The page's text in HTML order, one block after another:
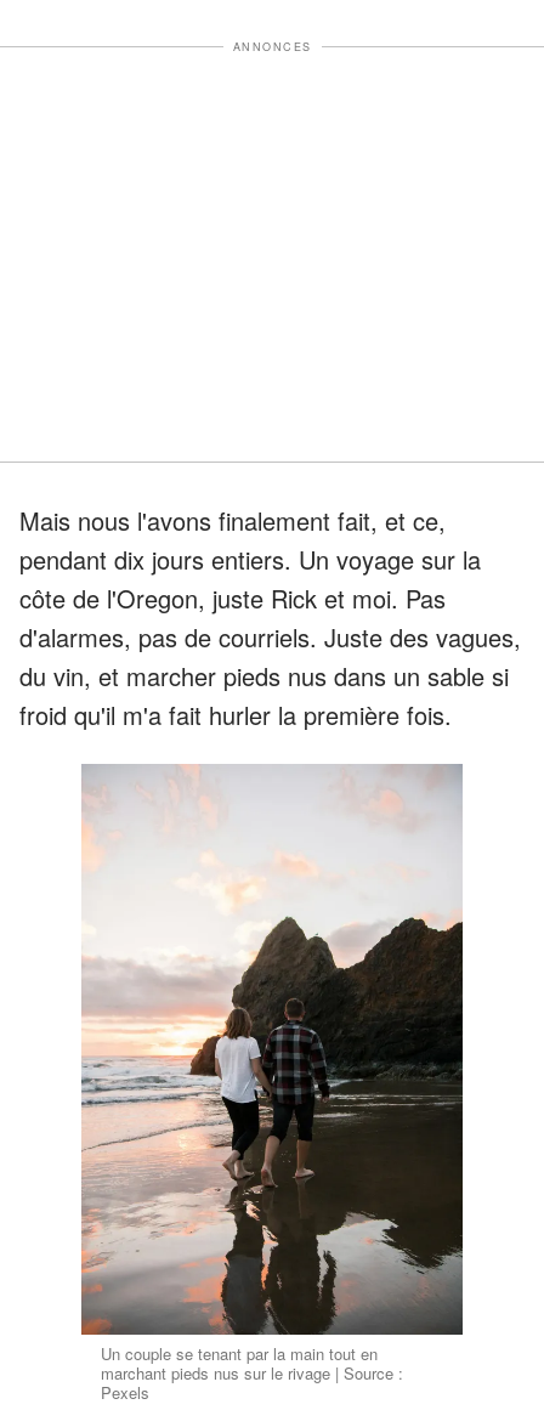
ANNONCES
Mais nous l'avons finalement fait, et ce,
pendant dix jours entiers. Un voyage sur la
côte de l'Oregon, juste Rick et moi. Pas
d'alarmes, pas de courriels. Juste des vagues,
du vin, et marcher pieds nus dans un sable si
froid qu'il m'a fait hurler la première fois.
Un couple se tenant par la main tout en
marchant pieds nus sur le rivage | Source :
Pexels